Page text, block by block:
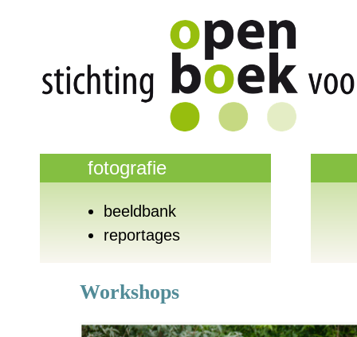
fotografie
beeldbank
reportages
Workshops